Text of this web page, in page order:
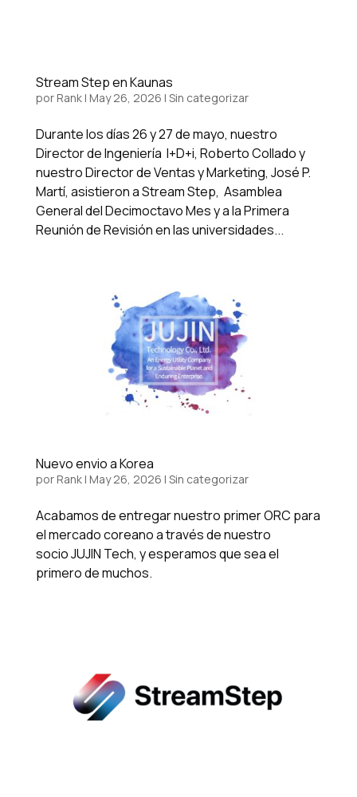
Stream Step en Kaunas
por Rank| May 26, 2026 | Sin categorizar
Durante los días 26 y 27 de mayo, nuestro
Director de Ingeniería I+D+i, Roberto Collado y
nuestro Director de Ventas y Marketing, José P.
Martí, asistieron a Stream Step, Asamblea
General del Decimoctavo Mes y a la Primera
Reunión de Revisión en las universidades...
Nuevo envio a Korea
por Rank| May 26, 2026 | Sin categorizar
Acabamos de entregar nuestro primer ORC para
el mercado coreano a través de nuestro
socio JUJIN Tech, y esperamos que sea el
primero de muchos.